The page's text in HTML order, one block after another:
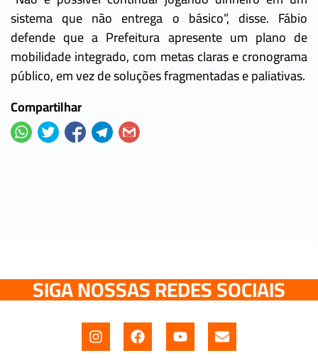
sistema que não entrega o básico”, disse. Fábio
defende que a Prefeitura apresente um plano de
mobilidade integrado, com metas claras e cronograma
público, em vez de soluções fragmentadas e paliativas.
Compartilhar
SIGA NOSSAS REDES SOCIAIS